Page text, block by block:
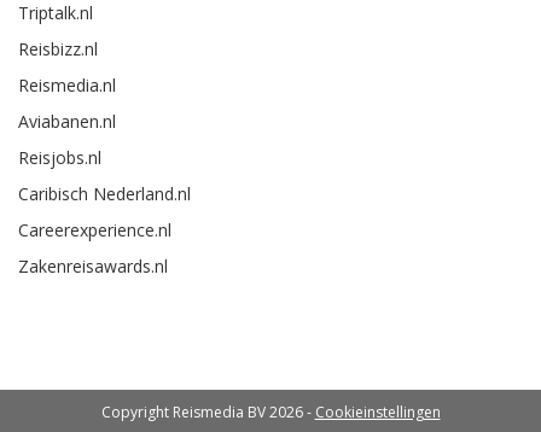
Triptalk.nl
Reisbizz.nl
Reismedia.nl
Aviabanen.nl
Reisjobs.nl
Caribisch Nederland.nl
Careerexperience.nl
Zakenreisawards.nl
Copyright Reismedia BV 2026 - Cookieinstellingen